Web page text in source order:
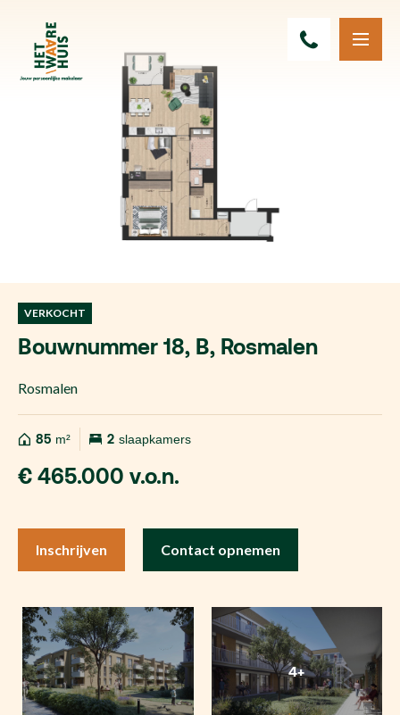
VERKOCHT
Bouwnummer 18, B, Rosmalen
Rosmalen
85 m² 2 slaapkamers
€ 465.000 v.o.n.
Inschrijven Contact opnemen
4+